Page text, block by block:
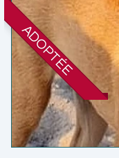
ADOPTÉE